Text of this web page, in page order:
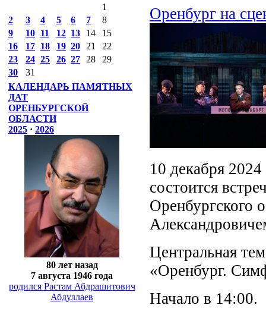
1
2
3 4 5 6 7
8
9
10 11 12 13 14
15
16
17 18 19 20 21
22
23
24 25 26 27 28
29
30
31
КАЛЕНДАРЬ ПАМЯТНЫХ
ДАТ
ОРЕНБУРГСКОЙ
ОБЛАСТИ
2025 · 2026
80 лет назад
7 августа 1946 года
родился Растам Абдрашитович
Абдуллаев
Оренбург на
10 декабря
состоится
Оренбургского
Центральная
«Оренбург.
Начало в 14:00.